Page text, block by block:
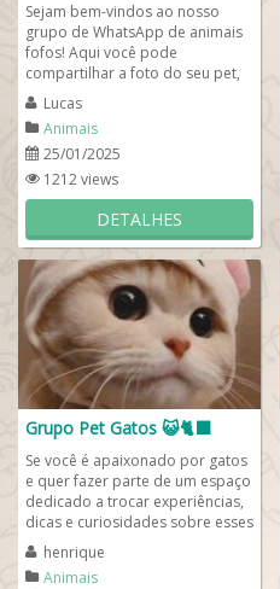
Sejam bem-vindos ao nosso
grupo de WhatsApp de animais
fofos! Aqui você pode
compartilhar a foto do seu pet,
trocar dicas de bem -estar e
saúde, fazer novas...
Lucas
Animais
25/01/2025
1212 views
DETALHES
Grupo Pet Gatos 😺🐈‍⬛
Se você é apaixonado por gatos
e quer fazer parte de um espaço
dedicado a trocar experiências,
dicas e curiosidades sobre esses
pets incríveis, nosso grupo...
henrique
Animais